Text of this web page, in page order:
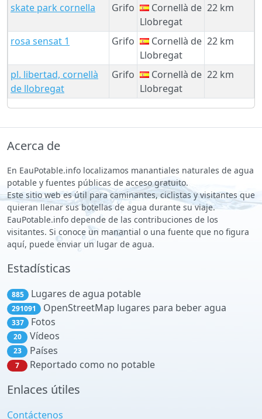
skate park cornella Grifo
Cornellà de
Llobregat
22 km
rosa sensat 1 Grifo
Cornellà de
Llobregat
22 km
pl. libertad, cornellà
de llobregat
Grifo
Cornellà de
Llobregat
22 km
Acerca de
En EauPotable.info localizamos manantiales naturales de agua
potable y fuentes públicas de acceso gratuito.
Este sitio web es útil para caminantes, ciclistas y visitantes que
quieran llenar sus botellas de agua durante su viaje.
EauPotable.info depende de las contribuciones de los
visitantes. Si conoce un manantial o una fuente que no figura
aquí, puede enviar un lugar de agua.
Estadísticas
885 Lugares de agua potable
291091 OpenStreetMap lugares para beber agua
337 Fotos
20 Vídeos
23 Países
7 Reportado como no potable
Enlaces útiles
Contáctenos